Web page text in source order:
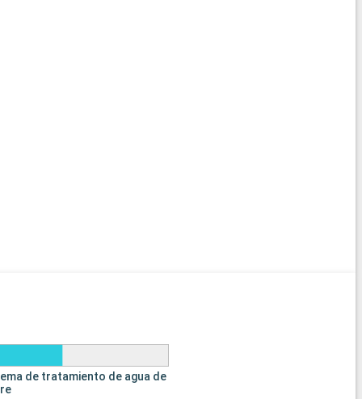
de tratamiento de agua de